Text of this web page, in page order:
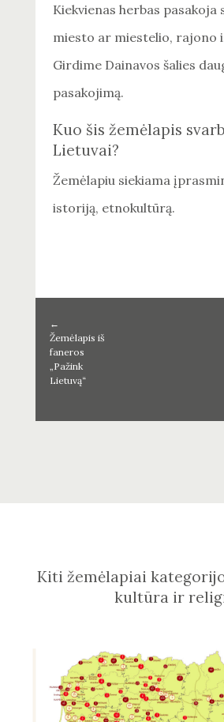
Kiekvienas herbas pasakoja
miesto ar miestelio, rajono
Girdime Dainavos šalies
pasakojimą.
Kuo šis žemėlapis
Lietuvai?
Žemėlapiu siekiama
istoriją, etnokultūrą.
←
Žemėlapis iš
faneros
„Pažink
Lietuvą“
Kiti žemėlapiai
kultūra ir